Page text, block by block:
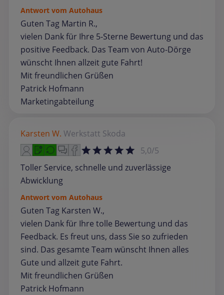
Antwort vom Autohaus
Guten Tag Martin R.,
vielen Dank für Ihre 5-Sterne Bewertung und das
positive Feedback. Das Team von Auto-Dörge
wünscht Ihnen allzeit gute Fahrt!
Mit freundlichen Grüßen
Patrick Hofmann
Marketingabteilung
Karsten W. Werkstatt Skoda
5,0/5
Toller Service, schnelle und zuverlässige
Abwicklung
Antwort vom Autohaus
Guten Tag Karsten W.,
vielen Dank für Ihre tolle Bewertung und das
Feedback. Es freut uns, dass Sie so zufrieden
sind. Das gesamte Team wünscht Ihnen alles
Gute und allzeit gute Fahrt.
Mit freundlichen Grüßen
Patrick Hofmann